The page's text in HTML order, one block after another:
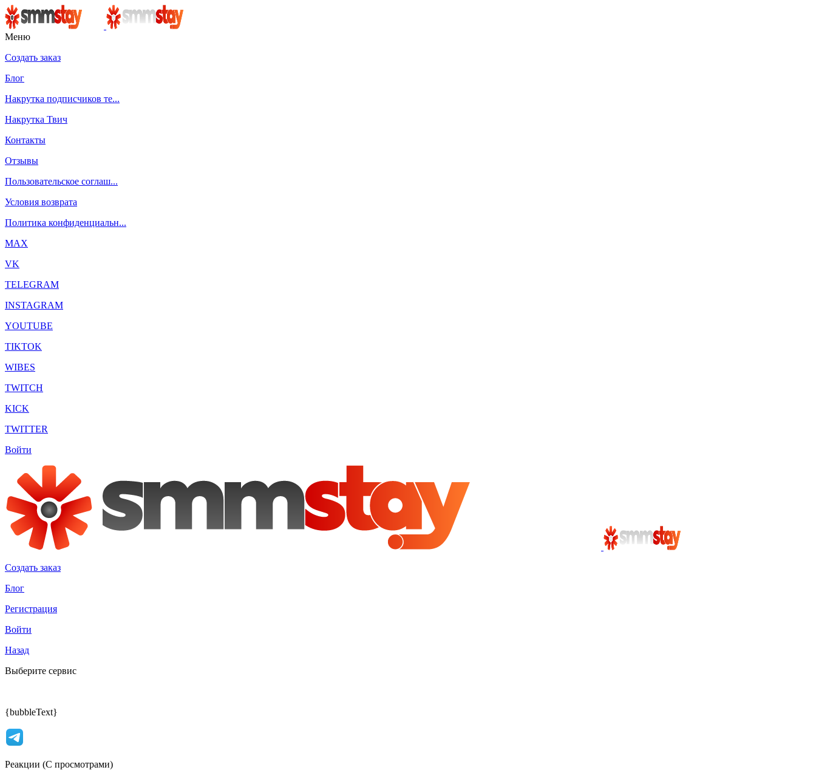
Меню
Создать заказ
Блог
Накрутка подписчиков те...
Накрутка Твич
Контакты
Отзывы
Пользовательское соглаш...
Условия возврата
Политика конфиденциальн...
MAX
VK
TELEGRAM
INSTAGRAM
YOUTUBE
TIKTOK
WIBES
TWITCH
KICK
TWITTER
Войти
Создать заказ
Блог
Регистрация
Войти
Назад
Выберите сервис
{bubbleText}
Реакции (С просмотрами)